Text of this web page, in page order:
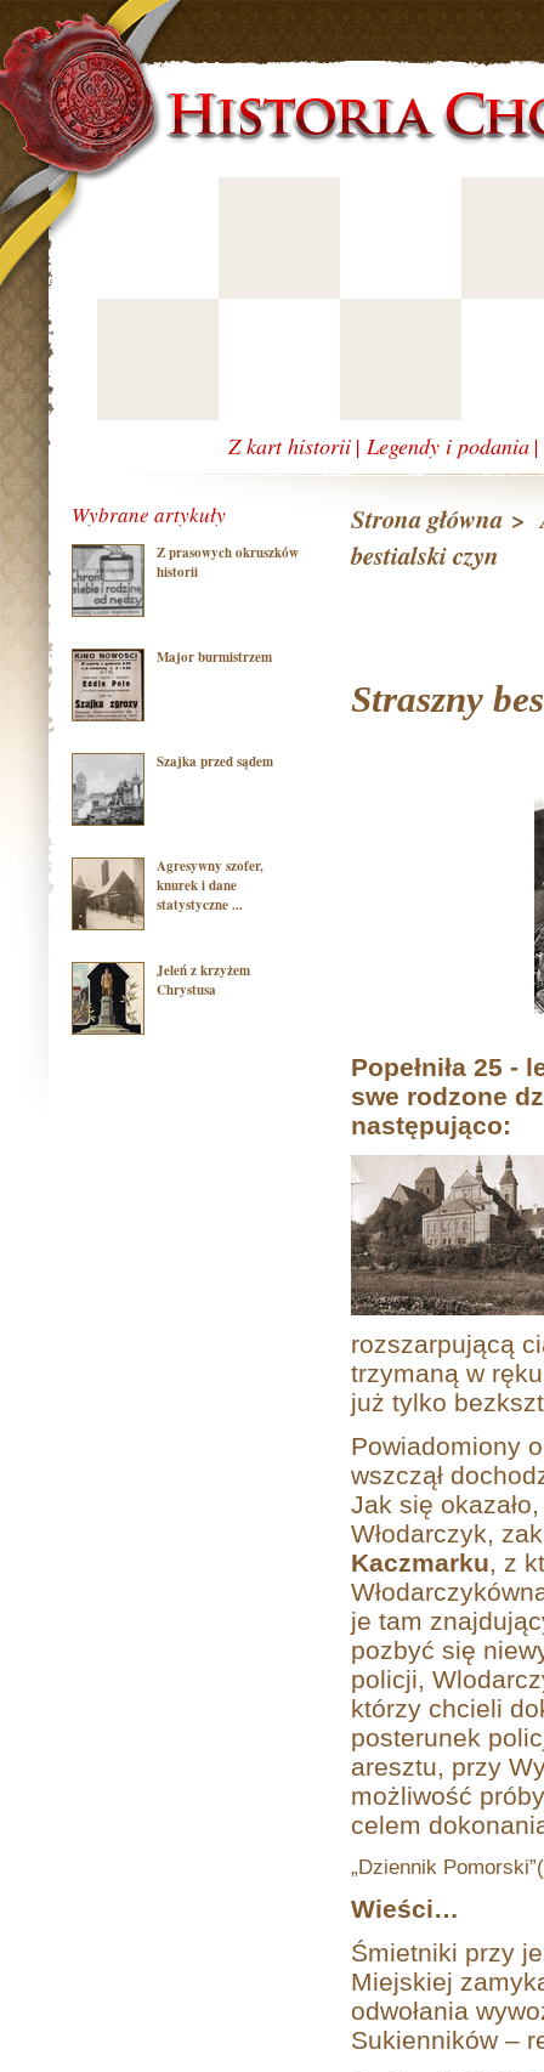
Z kart historii | Legendy i podania |
Wybrane artykuły
Z prasowych okruszków
historii
Major burmistrzem
Szajka przed sądem
Agresywny szofer,
knurek i dane
statystyczne ...
Jeleń z krzyżem
Chrystusa
Strona główna >
bestialski czyn
Straszny
Popełniła 25 -
swe rodzone
następująco:
rozszarpującą
trzymaną w
już tylko
Powiadomiony
wszczął
Jak się
Włodarczyk,
Kaczmarku, z
je tam
pozbyć się
policji,
którzy chcieli
posterunek
aresztu, przy
możliwość
celem
„Dziennik
Wieści…
Śmietniki przy
Miejskiej
odwołania
Sukienników –